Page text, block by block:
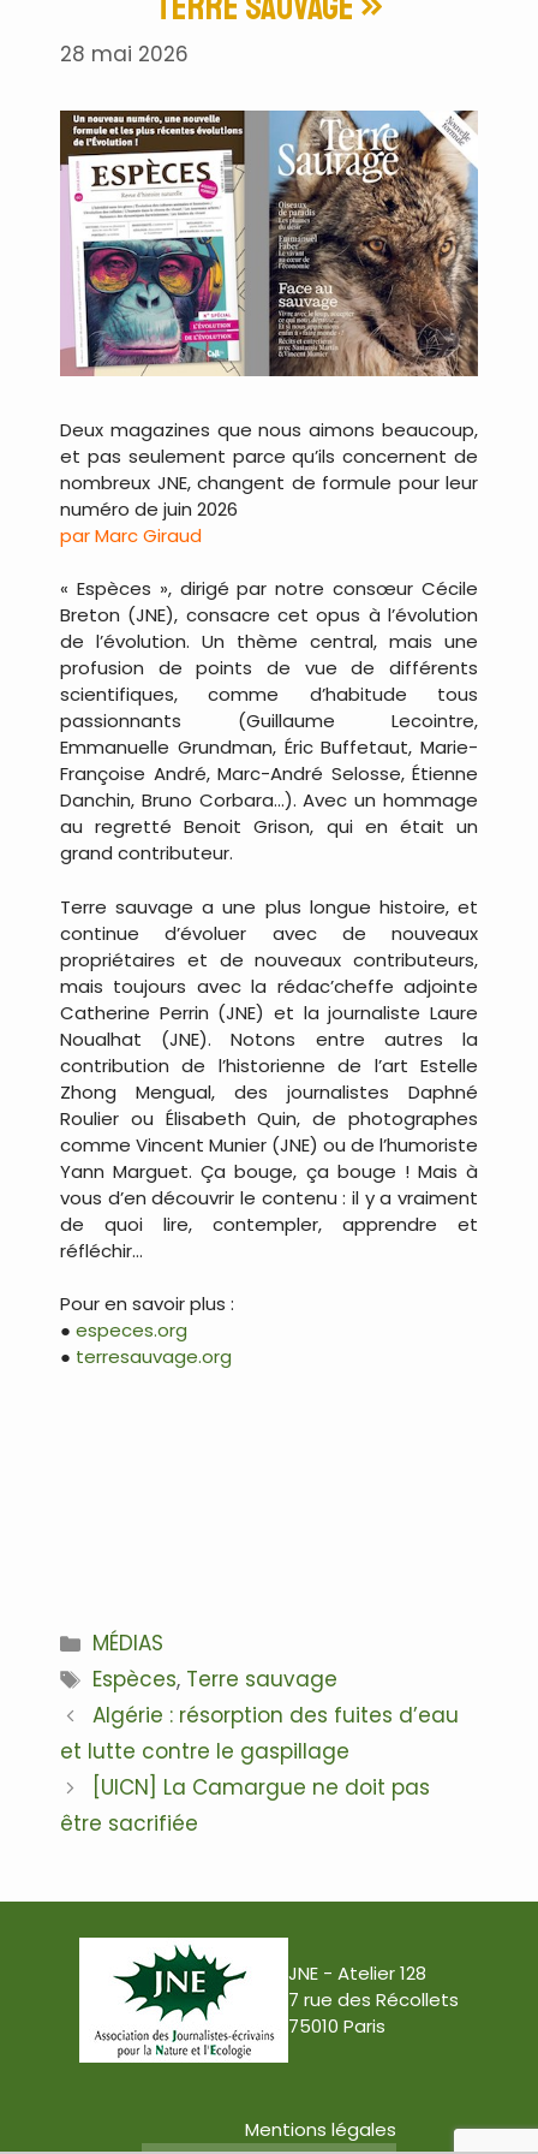
28 mai 2026
Deux magazines que nous aimons beaucoup,
et pas seulement parce qu’ils concernent de
nombreux JNE, changent de formule pour leur
numéro de juin 2026
par Marc Giraud
« Espèces », dirigé par notre consœur Cécile
Breton (JNE), consacre cet opus à l’évolution
de l’évolution. Un thème central, mais une
profusion de points de vue de différents
scientifiques, comme d’habitude tous
passionnants (Guillaume Lecointre,
Emmanuelle Grundman, Éric Buffetaut, Marie-
Françoise André, Marc-André Selosse, Étienne
Danchin, Bruno Corbara…). Avec un hommage
au regretté Benoit Grison, qui en était un
grand contributeur.
Terre sauvage a une plus longue histoire, et
continue d’évoluer avec de nouveaux
propriétaires et de nouveaux contributeurs,
mais toujours avec la rédac’cheffe adjointe
Catherine Perrin (JNE) et la journaliste Laure
Noualhat (JNE). Notons entre autres la
contribution de l’historienne de l’art Estelle
Zhong Mengual, des journalistes Daphné
Roulier ou Élisabeth Quin, de photographes
comme Vincent Munier (JNE) ou de l’humoriste
Yann Marguet. Ça bouge, ça bouge ! Mais à
vous d’en découvrir le contenu : il y a vraiment
de quoi lire, contempler, apprendre et
réfléchir…
Pour en savoir plus :
● especes.org
● terresauvage.org
Catégories
MÉDIAS
Étiquettes
Espèces, Terre sauvage
Navigation
des
articles
Algérie : résorption des fuites d’eau
et lutte contre le gaspillage
[UICN] La Camargue ne doit pas
être sacrifiée
JNE - Atelier 128
7 rue des Récollets
75010 Paris
Mentions légales